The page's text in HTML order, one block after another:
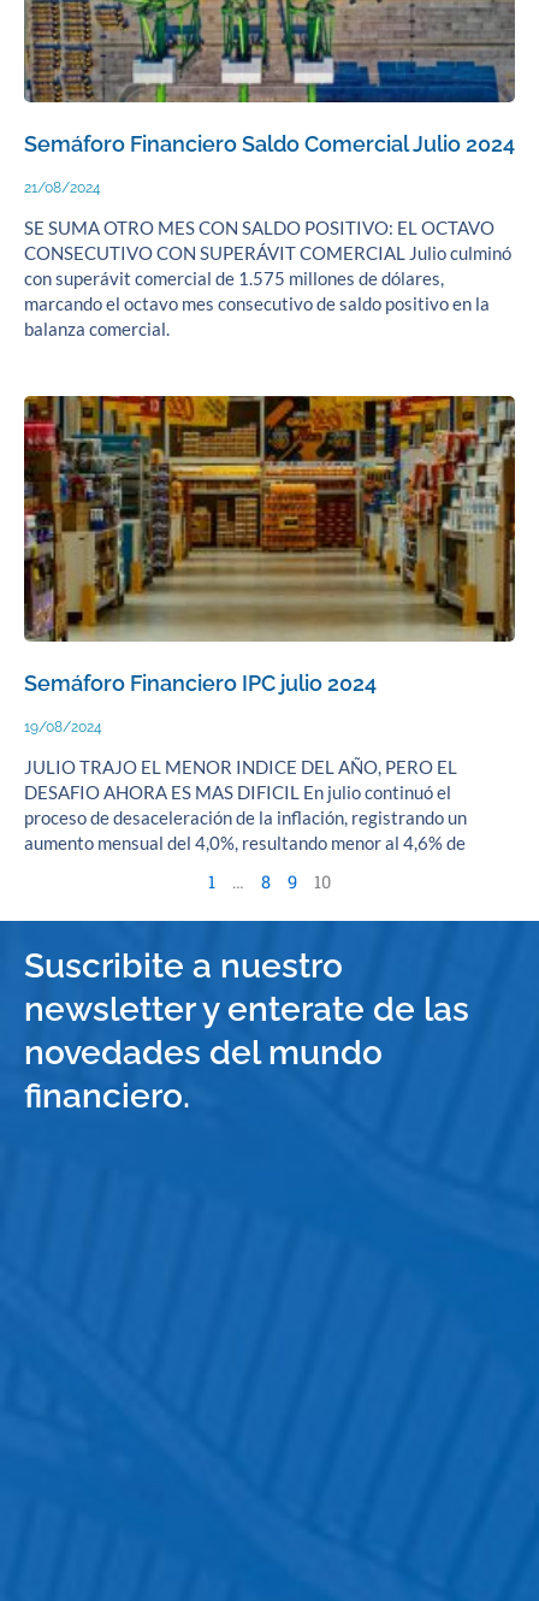
Semáforo Financiero Saldo Comercial Julio 2024
21/08/2024
SE SUMA OTRO MES CON SALDO POSITIVO: EL OCTAVO
CONSECUTIVO CON SUPERÁVIT COMERCIAL Julio culminó
con superávit comercial de 1.575 millones de dólares,
marcando el octavo mes consecutivo de saldo positivo en la
balanza comercial.
Semáforo Financiero IPC julio 2024
19/08/2024
JULIO TRAJO EL MENOR INDICE DEL AÑO, PERO EL
DESAFIO AHORA ES MAS DIFICIL En julio continuó el
proceso de desaceleración de la inflación, registrando un
aumento mensual del 4,0%, resultando menor al 4,6% de
1 … 8 9 10
Suscribite a nuestro
newsletter y enterate de las
novedades del mundo
financiero.